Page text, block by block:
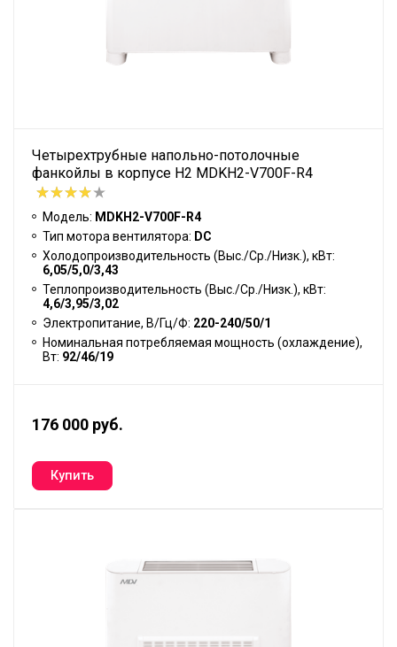
Четырехтрубные напольно-потолочные
фанкойлы в корпусе H2 MDKH2-V700F-R4
Модель: MDKH2-V700F-R4
Тип мотора вентилятора: DC
Холодопроизводительность (Выс./Ср./Низк.), кВт:
6,05/5,0/3,43
Теплопроизводительность (Выс./Ср./Низк.), кВт:
4,6/3,95/3,02
Электропитание, В/Гц/Ф: 220-240/50/1
Номинальная потребляемая мощность (охлаждение),
Вт: 92/46/19
176 000 руб.